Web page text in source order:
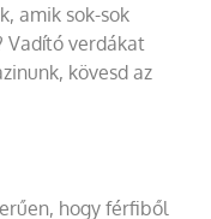
amik sok-sok
Vadító verdákat
kövesd az
hogy férfiből